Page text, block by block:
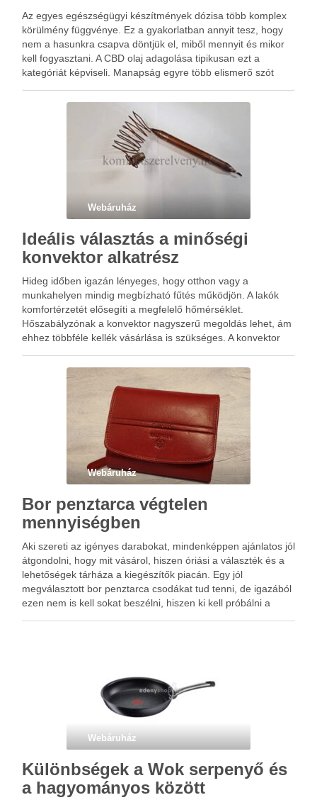
Az egyes egészségügyi készítmények dózisa több komplex
körülmény függvénye. Ez a gyakorlatban annyit tesz, hogy
nem a hasunkra csapva döntjük el, miből mennyit és mikor
kell fogyasztani. A CBD olaj adagolása tipikusan ezt a
kategóriát képviseli. Manapság egyre több elismerő szót
Webáruház
Ideális választás a minőségi
konvektor alkatrész
Hideg időben igazán lényeges, hogy otthon vagy a
munkahelyen mindig megbízható fűtés működjön. A lakók
komfortérzetét elősegíti a megfelelő hőmérséklet.
Hőszabályzónak a konvektor nagyszerű megoldás lehet, ám
ehhez többféle kellék vásárlása is szükséges. A konvektor
Ideális döntés minél hamarabb rendelni, hiszen a műszer
folyamatos …
Webáruház
Bor penztarca végtelen
mennyiségben
Aki szereti az igényes darabokat, mindenképpen ajánlatos jól
átgondolni, hogy mit vásárol, hiszen óriási a választék és a
lehetőségek tárháza a kiegészítők piacán. Egy jól
megválasztott bor penztarca csodákat tud tenni, de igazából
ezen nem is kell sokat beszélni, hiszen ki kell próbálni a
Webáruház
Különbségek a Wok serpenyő és
a hagyományos között